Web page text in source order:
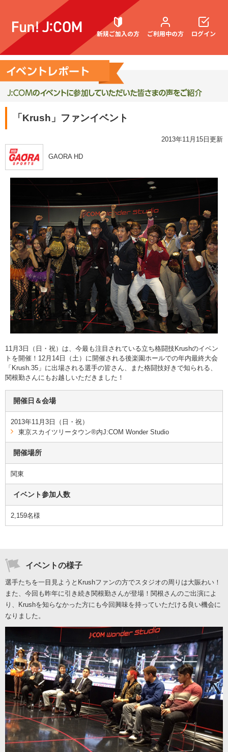
新規ご加入の方 ご利用中の方
契約内容確認・変更
お困りごと解決・よくあるご質問
ログイン
「Krush」ファンイベント
2013年11月15日更新
GAORA HD
11月3日（日・祝）は、今最も注目されている立ち格闘技Krushのイベン
トを開催！12月14日（土）に開催される後楽園ホールでの年内最終大会
「Krush.35」に出場される選手の皆さん、また格闘技好きで知られる、
関根勤さんにもお越しいただきました！
開催日＆会場
2013年11月3日（日・祝）
東京スカイツリータウン®内J:COM Wonder Studio
開催場所
関東
イベント参加人数
2,159名様
イベントの様子
選手たちを一目見ようとKrushファンの方でスタジオの周りは大賑わい！
また、今回も昨年に引き続き関根勤さんが登場！関根さんのご出演によ
り、Krushを知らなかった方にも今回興味を持っていただける良い機会に
なりました。